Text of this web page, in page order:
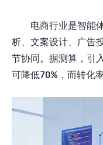
电商行业是智能
析、文案设计、广告
节协同。据测算，引
可降低70%，而转化